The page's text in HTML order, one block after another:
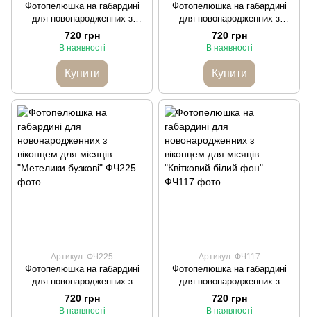
Фотопелюшка на габардині
для новонародженних з
віконцем для місяців
"Квітковий віночок I love you"
720 грн
В наявності
Купити
Фотопелюшка на габардині
для новонародженних з
віконцем для місяців
"Єдиноріг"
720 грн
В наявності
Купити
Артикул: ФЧ225
Фотопелюшка на габардині
для новонародженних з
віконцем для місяців
"Метелики бузкові"
720 грн
В наявності
Артикул: ФЧ117
Фотопелюшка на габардині
для новонародженних з
віконцем для місяців
"Квітковий білий фон"
720 грн
В наявності